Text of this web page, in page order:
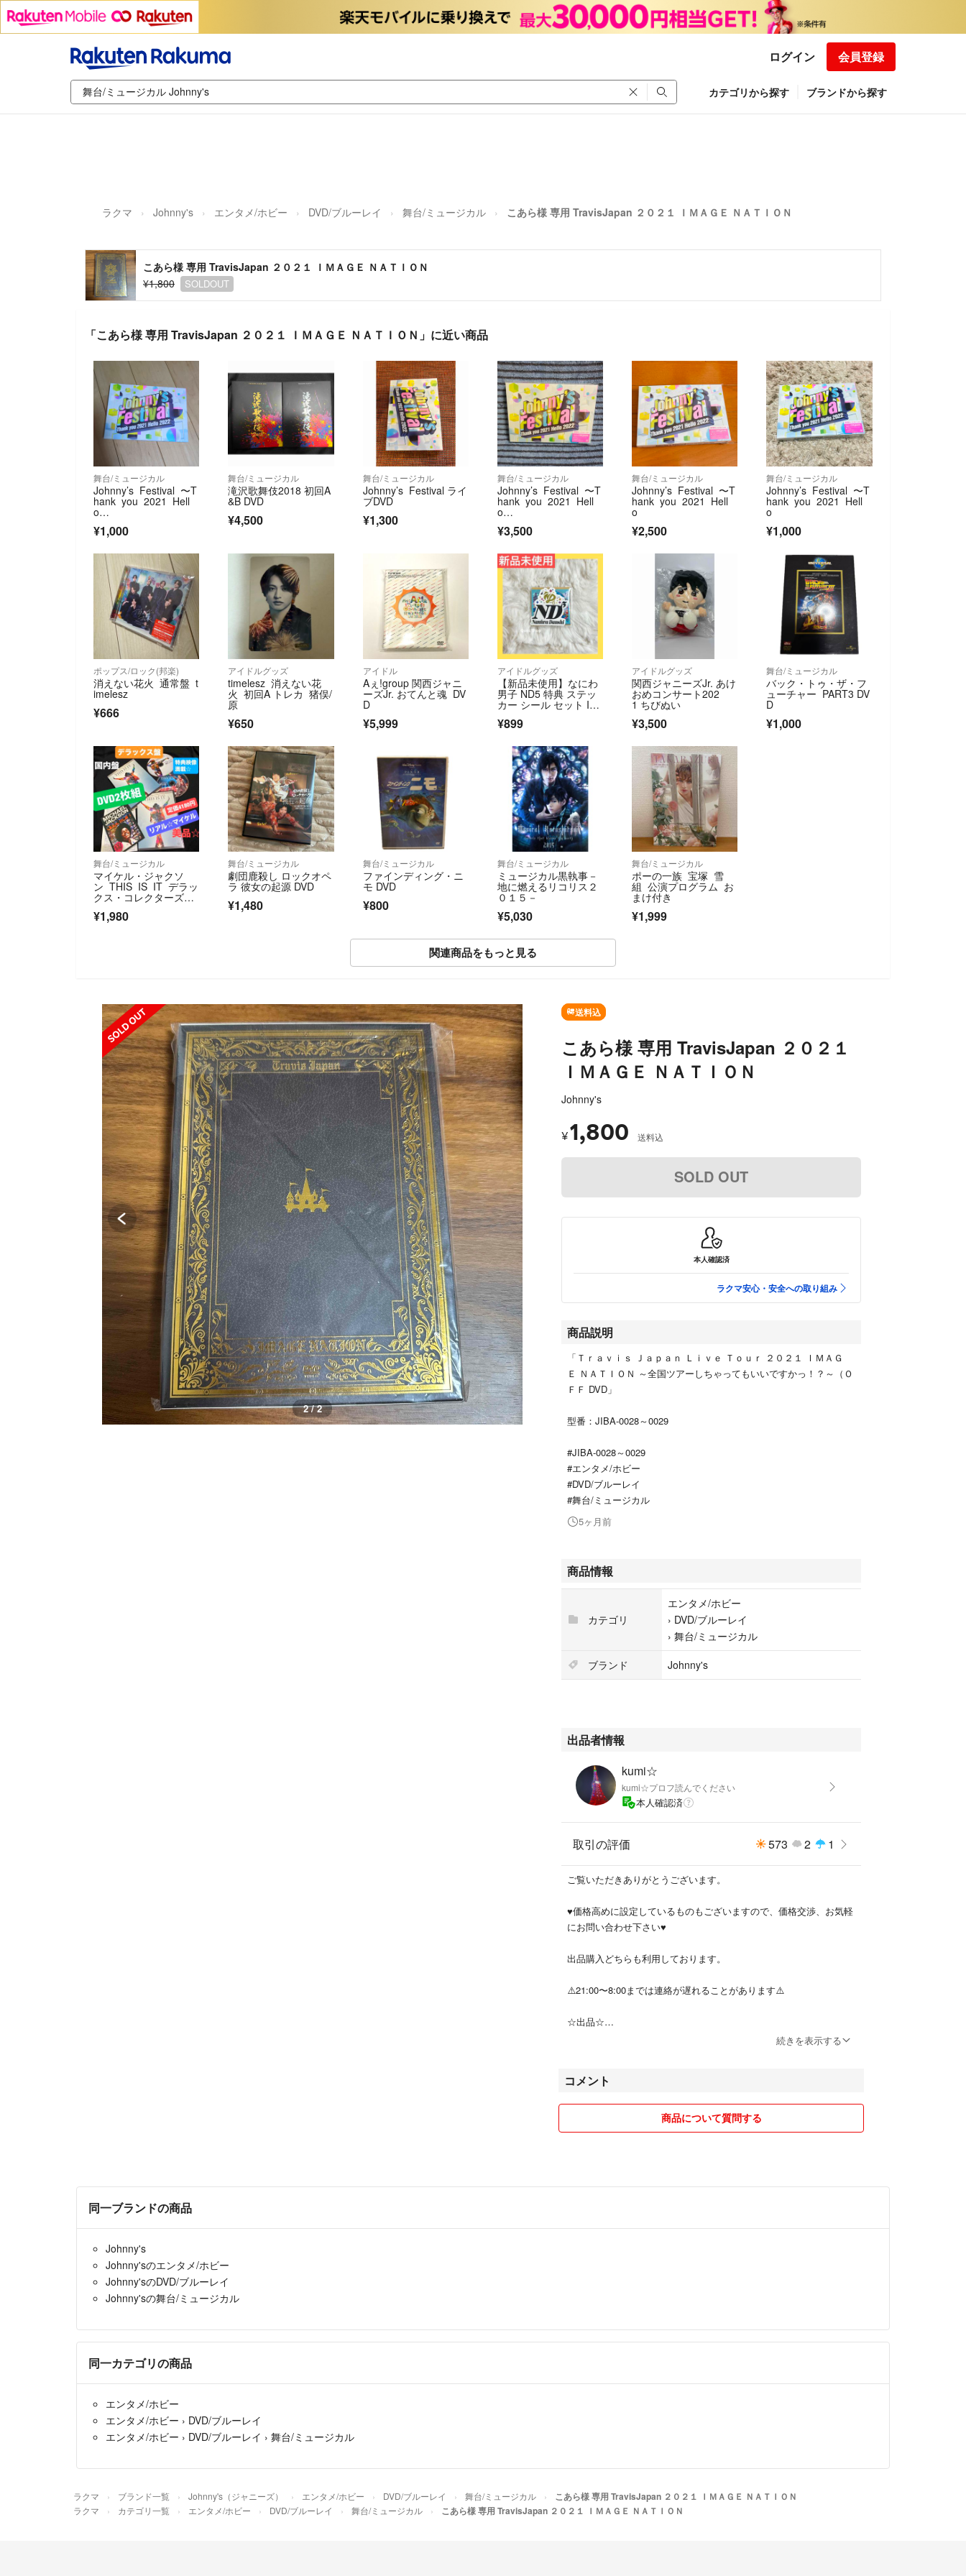
ログイン 会員登録
カテゴリから探す ブランドから探す
ラクマ Johnny's エンタメ/ホビー DVD/ブルーレイ 舞台/ミュージカル こあら様 専用 TravisJapan ２０２１ ＩＭＡＧＥ ＮＡＴＩＯＮ
こあら様 専用 TravisJapan ２０２１ ＩＭＡＧＥ ＮＡＴＩＯＮ
¥1,800
SOLDOUT
「こあら様 専用 TravisJapan ２０２１ ＩＭＡＧＥ ＮＡＴＩＯＮ」に近い商品
舞台/ミュージカル
Johnny’s Festival 〜T
hank you 2021 Hell
o…
¥1,000
舞台/ミュージカル
滝沢歌舞伎2018 初回A
&B DVD
¥4,500
舞台/ミュージカル
Johnny’s Festival ライ
ブDVD
¥1,300
舞台/ミュージカル
Johnny’s Festival 〜T
hank you 2021 Hell
o…
¥3,500
舞台/ミュージカル
Johnny’s Festival 〜T
hank you 2021 Hell
o
¥2,500
舞台/ミュージカル
Johnny’s Festival 〜T
hank you 2021 Hell
o
¥1,000
ポップス/ロック(邦楽)
消えない花火 通常盤 t
imelesz
¥666
アイドルグッズ
timelesz 消えない花
火 初回A トレカ 猪俣/
原
¥650
アイドル
Aぇ!group 関西ジャニ
ーズJr. おてんと魂 DV
D
¥5,999
アイドルグッズ
【新品未使用】なにわ
男子 ND5 特典 ステッ
カー シール セット IaN
¥899
アイドルグッズ
関西ジャニーズJr. あけ
おめコンサート202
1 ちびぬい
¥3,500
舞台/ミュージカル
バック・トゥ・ザ・フ
ューチャー PART3 DV
D
¥1,000
舞台/ミュージカル
マイケル・ジャクソ
ン THIS IS IT デラッ
クス・コレクターズ・
¥1,980
舞台/ミュージカル
劇団鹿殺し ロックオペ
ラ 彼女の起源 DVD
¥1,480
舞台/ミュージカル
ファインディング・ニ
モ DVD
¥800
舞台/ミュージカル
ミュージカル黒執事－
地に燃えるリコリス２
０１５－
¥5,030
舞台/ミュージカル
ポーの一族 宝塚 雪
組 公演プログラム お
まけ付き
¥1,999
関連商品をもっと見る
SOLD OUT
2 / 2
送料込
こあら様 専用 TravisJapan ２０２１
ＩＭＡＧＥ ＮＡＴＩＯＮ
Johnny's
¥1,800 送料込
SOLD OUT
本人確認済
ラクマ安心・安全への取り組み
商品説明
「Ｔｒａｖｉｓ Ｊａｐａｎ Ｌｉｖｅ Ｔｏｕｒ ２０２１ ＩＭＡＧ
Ｅ ＮＡＴＩＯＮ ～全国ツアーしちゃってもいいですかっ！？～（Ｏ
ＦＦ DVD」
型番：JIBA-0028～0029
#JIBA-0028～0029
#エンタメ/ホビー
#DVD/ブルーレイ
#舞台/ミュージカル
5ヶ月前
商品情報
カテゴリ
エンタメ/ホビー
› DVD/ブルーレイ
› 舞台/ミュージカル
ブランド
Johnny's
出品者情報
kumi☆
kumi☆プロフ読んでください
本人確認済
取引の評価 573 2 1
ご覧いただきありがとうございます。
♥️価格高めに設定しているものもございますので、価格交渉、お気軽
にお問い合わせ下さい♥️
出品購入どちらも利用しております。
⚠️21:00〜8:00までは連絡が遅れることがあります⚠️
☆出品☆
仕事の都合上、発送までお時間いただく場合がありますので、ご了承
で、コメント欄よりご連絡ください。
梱包はリサイクル品ですのでご了承ください。
ご購入後のキャンセルは承れませんのでご注意ください。
続きを表示する
コメント
商品について質問する
同一ブランドの商品
Johnny's
Johnny'sのエンタメ/ホビー
Johnny'sのDVD/ブルーレイ
Johnny'sの舞台/ミュージカル
同一カテゴリの商品
エンタメ/ホビー
エンタメ/ホビー › DVD/ブルーレイ
エンタメ/ホビー › DVD/ブルーレイ › 舞台/ミュージカル
ラクマ ブランド一覧 Johnny's（ジャニーズ） エンタメ/ホビー DVD/ブルーレイ 舞台/ミュージカル こあら様 専用 TravisJapan ２０２１ ＩＭＡＧＥ ＮＡＴＩＯＮ
ラクマ カテゴリ一覧 エンタメ/ホビー DVD/ブルーレイ 舞台/ミュージカル こあら様 専用 TravisJapan ２０２１ ＩＭＡＧＥ ＮＡＴＩＯＮ